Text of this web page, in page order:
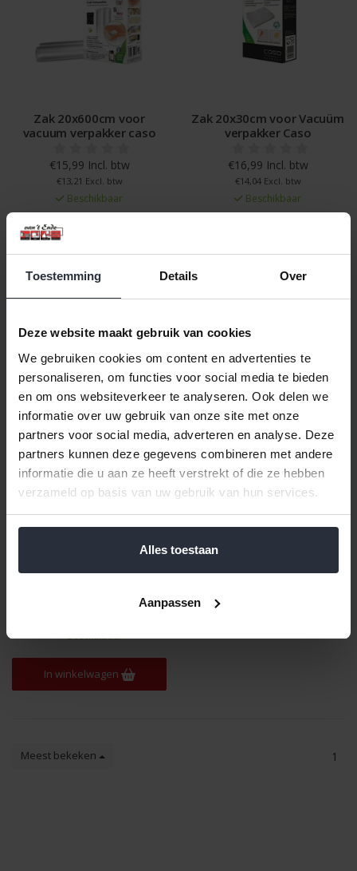
Toestemming Details Over
Deze website maakt gebruik van cookies
We gebruiken cookies om content en advertenties te
personaliseren, om functies voor social media te bieden
en om ons websiteverkeer te analyseren. Ook delen we
informatie over uw gebruik van onze site met onze
partners voor social media, adverteren en analyse. Deze
partners kunnen deze gegevens combineren met andere
informatie die u aan ze heeft verstrekt of die ze hebben
verzameld op basis van uw gebruik van hun services.
Alles toestaan
Aanpassen
Zak 20x600cm voor
vacuum verpakker caso
€15,99 Incl. btw
€13,21 Excl. btw
Beschikbaar
In winkelwagen
Zak 20x30cm voor Vacuüm
verpakker Caso
€16,99 Incl. btw
€14,04 Excl. btw
Beschikbaar
Veilig achteraf betalen, tot 14 dagen na aankoop
Gratis verzending vanaf €60,=
Zak 30x40cm voor vacuum
verpakker caso
Beschikbaar
In winkelwagen
Meest bekeken 1